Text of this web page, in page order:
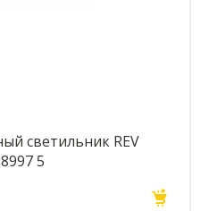
светильник REV
5